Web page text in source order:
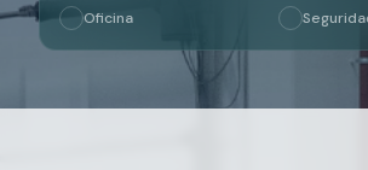
Oficina